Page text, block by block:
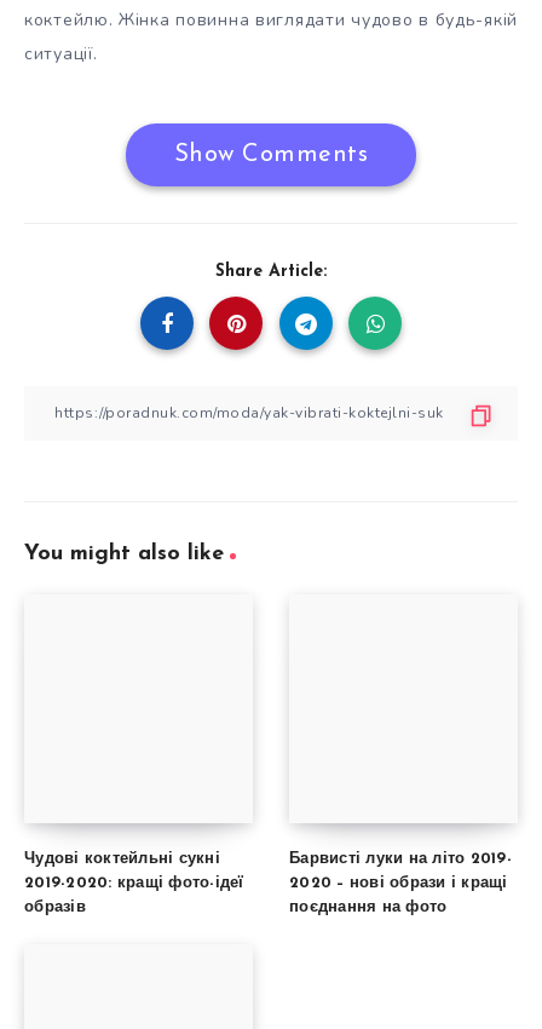
коктейлю. Жінка повинна виглядати чудово в будь-якій
ситуації.
Show Comments
Share Article:
You might also like
Чудові коктейльні сукні
2019-2020: кращі фото-ідеї
образів
Барвисті луки на літо 2019-
2020 – нові образи і кращі
поєднання на фото